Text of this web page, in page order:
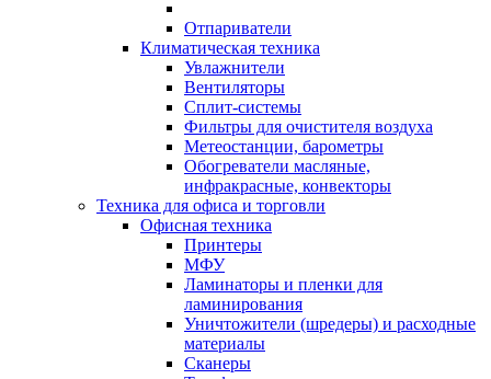
Отпариватели
Климатическая техника
Увлажнители
Вентиляторы
Сплит-системы
Фильтры для очистителя воздуха
Метеостанции, барометры
Обогреватели масляные,
инфракрасные, конвекторы
Техника для офиса и торговли
Офисная техника
Принтеры
МФУ
Ламинаторы и пленки для
ламинирования
Уничтожители (шредеры) и расходные
материалы
Сканеры